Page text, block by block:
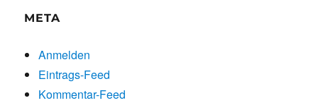
META
Anmelden
Eintrags-Feed
Kommentar-Feed